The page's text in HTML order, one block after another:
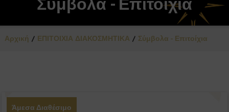
Αρχική ΕΠΙΤΟΙΧΙΑ ΔΙΑΚΟΣΜΗΤΙΚΑ Σύμβολα - Επιτοίχια
Άμεσα Διαθέσιμο